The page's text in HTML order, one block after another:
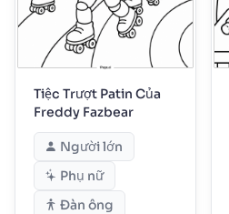
Tiệc Trượt Patin Của
Freddy Fazbear
Người lớn
Phụ nữ
Đàn ông